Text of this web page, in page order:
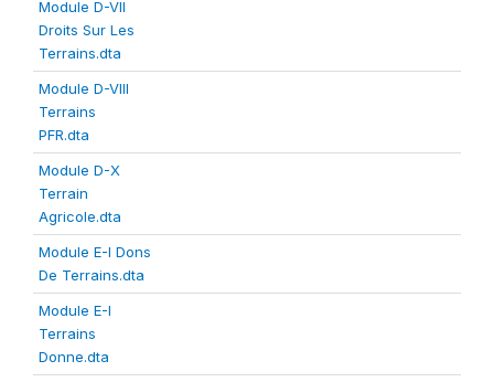
Module D-VII
Droits Sur Les
Terrains.dta
Module D-VIII
Terrains
PFR.dta
Module D-X
Terrain
Agricole.dta
Module E-I Dons
De Terrains.dta
Module E-I
Terrains
Donne.dta